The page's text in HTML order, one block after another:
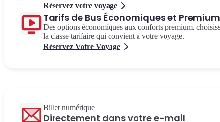
Réservez votre voyage
Tarifs de Bus Économiques et Premium
Des options économiques aux conforts premium,
la classe tarifaire qui convient à votre voyage.
Réservez Votre Voyage
Billet numérique
Directement dans votre e-mail